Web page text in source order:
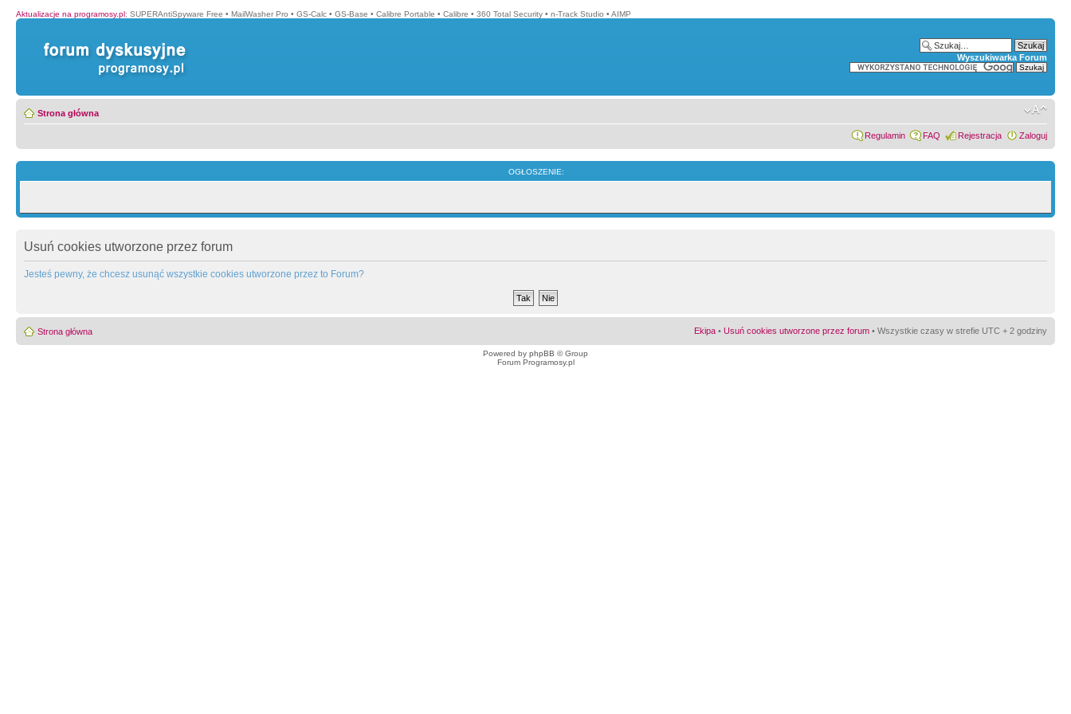
Aktualizacje na programosy.pl: SUPERAntiSpyware Free • MailWasher Pro • GS-Calc • GS-Base • Calibre Portable • Calibre • 360 Total Security • n-Track Studio • AIMP
Wyszukiwarka Forum
Strona główna
Regulamin FAQ Rejestracja Zaloguj
OGŁOSZENIE:
Usuń cookies utworzone przez forum
Jesteś pewny, że chcesz usunąć wszystkie cookies utworzone przez to Forum?
Strona główna Ekipa • Usuń cookies utworzone przez forum • Wszystkie czasy w strefie UTC + 2 godziny
Powered by phpBB © Group
Forum Programosy.pl